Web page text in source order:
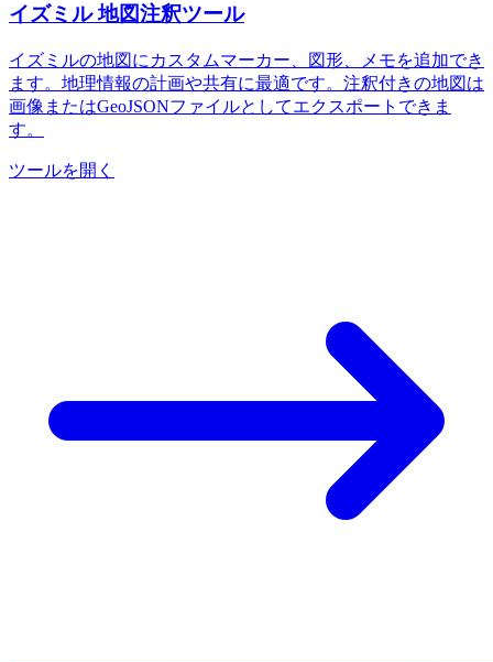
イズミル 地図注釈ツール
イズミルの地図にカスタムマーカー、図形、メモを追加でき
ます。地理情報の計画や共有に最適です。注釈付きの地図は
画像またはGeoJSONファイルとしてエクスポートできま
す。
ツールを開く